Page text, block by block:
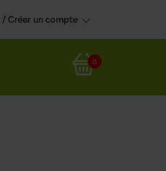
/ Créer un compte
Panier
0